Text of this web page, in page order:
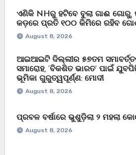
ଏଣିକି NHରୁ ହଟିବେ ବୁଲା ଗାଈ ଗୋରୁ,
କଡ଼ରେ ପ୍ରତି ୧୦୦ କିମିରେ ରହିବ
August 8, 2026
ଆଇଆଇଟି ଦିଲ୍ଲୀର ୫୭ତମ
ସମାରୋହ, ‘ବିକଶିତ ଭାରତ’ ପାଇଁ
ଭୂମିକା ଗୁରୁତ୍ୱପୂର୍ଣ୍ଣ: ମୋଦୀ
August 8, 2026
ପ୍ରବଳ ବର୍ଷାରେ ଭୁଶୁଡ଼ିଲା ୨ ମହଲା
August 8, 2026